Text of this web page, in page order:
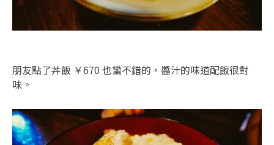
朋友點了丼飯 ￥670 也蠻不錯的，醬汁的味道配飯很對
味。